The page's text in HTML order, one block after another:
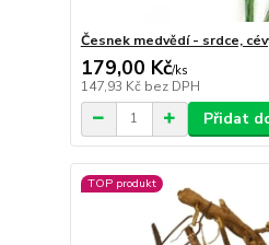
Česnek medvědí - srdce,
179,00 Kč/ks
147,93 Kč bez DPH
Přidat
TOP produkt